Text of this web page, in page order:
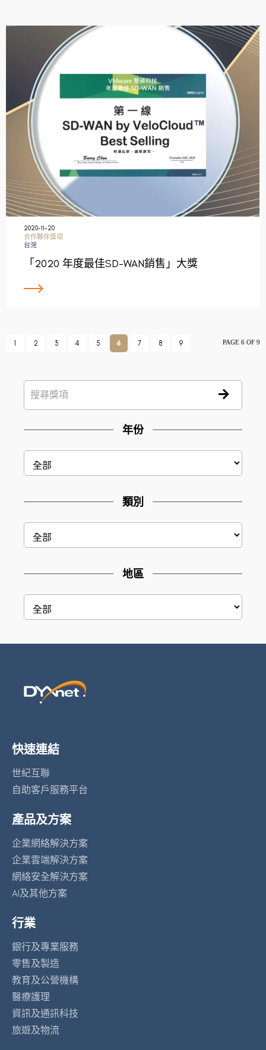
2020-11-20
合作夥伴獎項
台灣
「2020 年度最佳SD-WAN銷售」大獎
1 2 3 4 5 6 7 8 9 PAGE 6 OF 9
年份
類別
地區
快速連結
世紀互聯
自助客戶服務平台
產品及方案
企業網絡解決方案
企業雲端解決方案
網絡安全解決方案
AI及其他方案
行業
銀行及專業服務
零售及製造
教育及公營機構
醫療護理
資訊及通訊科技
旅遊及物流